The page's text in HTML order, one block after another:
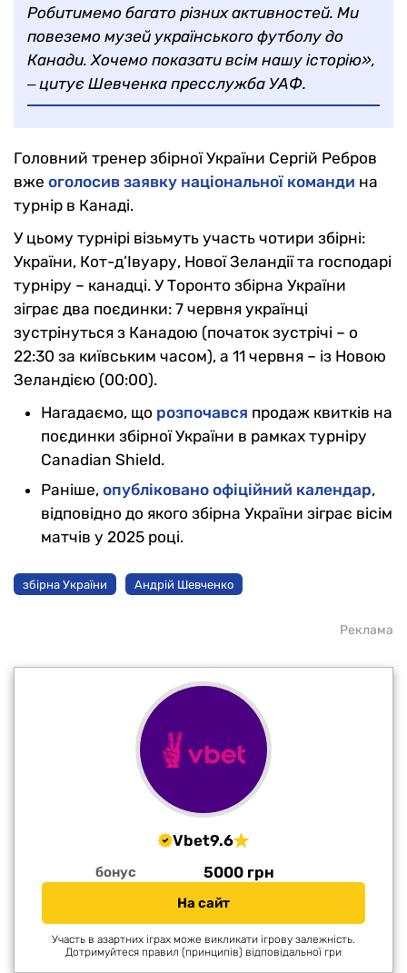
Робитимемо багато різних активностей. Ми
повеземо музей українського футболу до
Канади. Хочемо показати всім нашу історію»,
‒ цитує Шевченка пресслужба УАФ.
Головний тренер збірної України Сергій Ребров
вже оголосив заявку національної команди на
турнір в Канаді.
У цьому турнірі візьмуть участь чотири збірні:
України, Кот-д’Івуару, Нової Зеландії та господарі
турніру – канадці. У Торонто збірна України
зіграє два поєдинки: 7 червня українці
зустрінуться з Канадою (початок зустрічі – о
22:30 за київським часом), а 11 червня – із Новою
Зеландією (00:00).
Нагадаємо, що розпочався продаж квитків на
поєдинки збірної України в рамках турніру
Canadian Shield.
Раніше, опубліковано офіційний календар,
відповідно до якого збірна України зіграє вісім
матчів у 2025 році.
збірна України Андрій Шевченко
Реклама
Vbet9.6
бонус 5000 грн
На сайт
Участь в азартних іграх може викликати ігрову залежність.
Дотримуйтеся правил (принципів) відповідальної гри